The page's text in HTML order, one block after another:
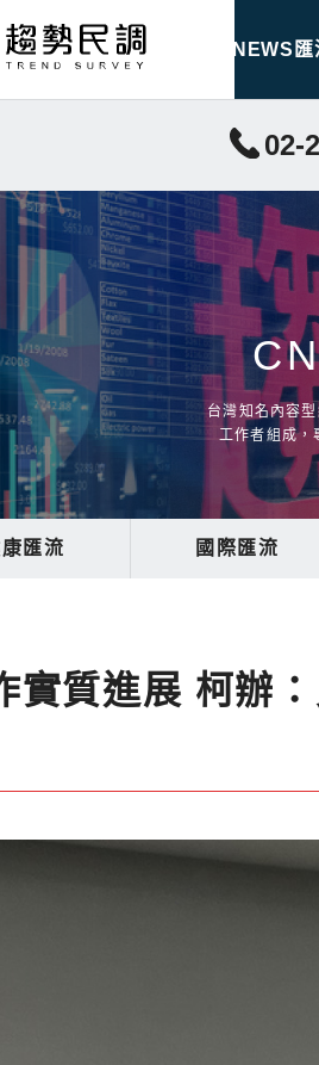
CNEWS匯
02-
台灣知名內容
工作者組成，
匯流 國際匯流
實質進展 柯辦